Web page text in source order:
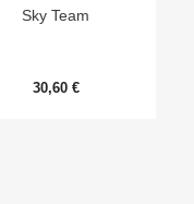
Sky Team
30,60 €